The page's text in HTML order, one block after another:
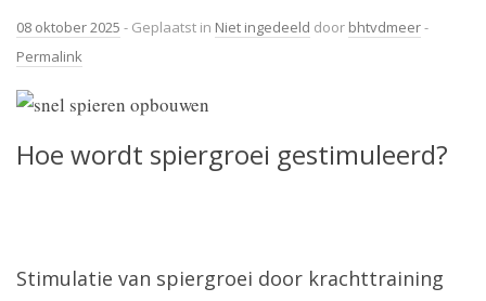
08 oktober 2025 - Geplaatst in Niet ingedeeld door bhtvdmeer-
Permalink
Hoe wordt spiergroei gestimuleerd?
Stimulatie van spiergroei door krachttraining